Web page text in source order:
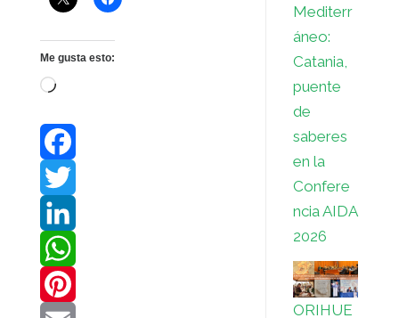
Me gusta esto:
Cargando...
F
a
c
e
T
w
L
W
Mediterr
áneo:
Catania,
puente
de
saberes
en la
Confere
ncia AIDA
2026
ORIHUE